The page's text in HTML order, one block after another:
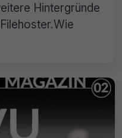
Hintergründe